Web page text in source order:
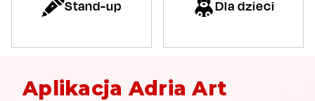
Stand-up Dla dzieci
Aplikacja Adria Art